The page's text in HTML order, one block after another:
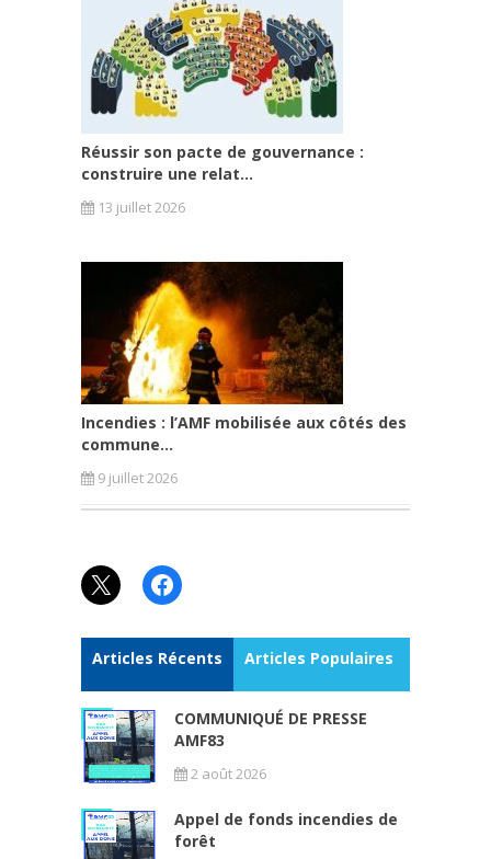
Réussir son pacte de gouvernance :
construire une relat...
13 juillet 2026
Incendies : l’AMF mobilisée aux côtés des
commune...
9 juillet 2026
X Facebook
Articles Récents Articles Populaires
COMMUNIQUÉ DE PRESSE
AMF83
2 août 2026
Appel de fonds incendies de
forêt